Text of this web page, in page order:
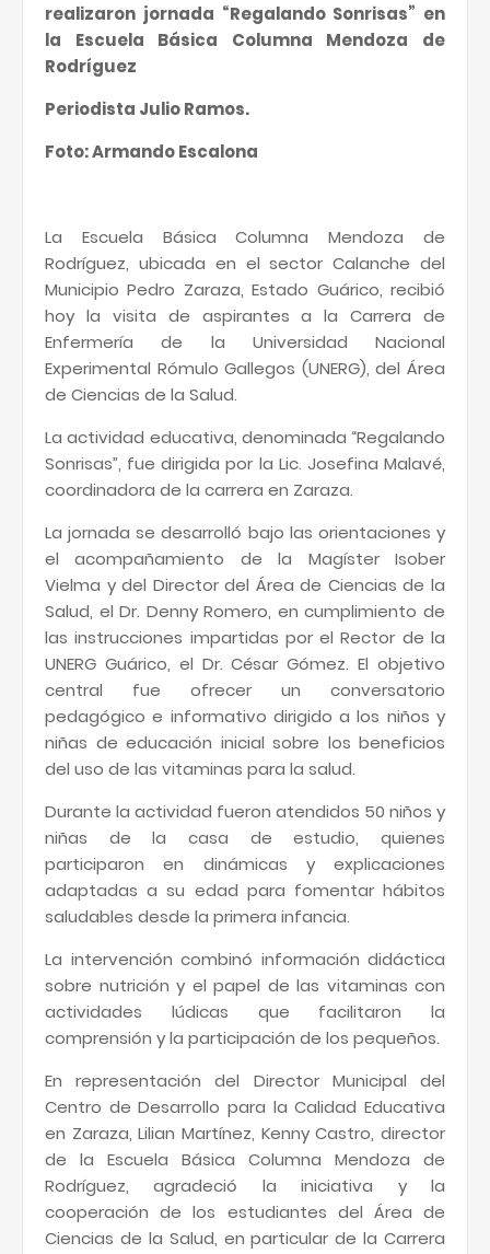
realizaron jornada “Regalando Sonrisas” en
la Escuela Básica Columna Mendoza de
Rodríguez
Periodista Julio Ramos.
Foto: Armando Escalona
La Escuela Básica Columna Mendoza de
Rodríguez, ubicada en el sector Calanche del
Municipio Pedro Zaraza, Estado Guárico, recibió
hoy la visita de aspirantes a la Carrera de
Enfermería de la Universidad Nacional
Experimental Rómulo Gallegos (UNERG), del Área
de Ciencias de la Salud.
La actividad educativa, denominada “Regalando
Sonrisas”, fue dirigida por la Lic. Josefina Malavé,
coordinadora de la carrera en Zaraza.
La jornada se desarrolló bajo las orientaciones y
el acompañamiento de la Magíster Isober
Vielma y del Director del Área de Ciencias de la
Salud, el Dr. Denny Romero, en cumplimiento de
las instrucciones impartidas por el Rector de la
UNERG Guárico, el Dr. César Gómez. El objetivo
central fue ofrecer un conversatorio
pedagógico e informativo dirigido a los niños y
niñas de educación inicial sobre los beneficios
del uso de las vitaminas para la salud.
Durante la actividad fueron atendidos 50 niños y
niñas de la casa de estudio, quienes
participaron en dinámicas y explicaciones
adaptadas a su edad para fomentar hábitos
saludables desde la primera infancia.
La intervención combinó información didáctica
sobre nutrición y el papel de las vitaminas con
actividades lúdicas que facilitaron la
comprensión y la participación de los pequeños.
En representación del Director Municipal del
Centro de Desarrollo para la Calidad Educativa
en Zaraza, Lilian Martínez, Kenny Castro, director
de la Escuela Básica Columna Mendoza de
Rodríguez, agradeció la iniciativa y la
cooperación de los estudiantes del Área de
Ciencias de la Salud, en particular de la Carrera